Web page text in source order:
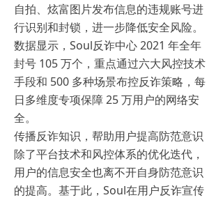
自拍、炫富图片发布信息的违规账号进
行识别和封锁，进一步降低安全风险。
数据显示，Soul反诈中心 2021 年全年
封号 105 万个，重点通过六大风控技术
手段和 500 多种场景布控反诈策略，每
日多维度专项保障 25 万用户的网络安
全。
传播反诈知识，帮助用户提高防范意识
除了平台技术和风控体系的优化迭代，
用户的信息安全也离不开自身防范意识
的提高。基于此，Soul在用户反诈宣传